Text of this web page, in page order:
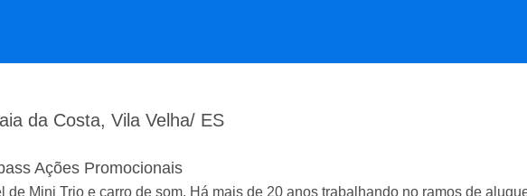
da Costa, Vila Velha/ ES
Ações Promocionais
de Mini Trio e carro de som. Há mais de 20 anos trabalhando no ramos de